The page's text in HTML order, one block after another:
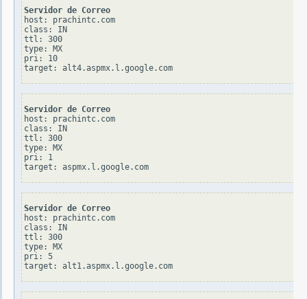
Servidor de Correo
host: prachintc.com
class: IN
ttl: 300
type: MX
pri: 10
Servidor de Correo
host: prachintc.com
class: IN
ttl: 300
type: MX
pri: 1
Servidor de Correo
host: prachintc.com
class: IN
ttl: 300
type: MX
pri: 5